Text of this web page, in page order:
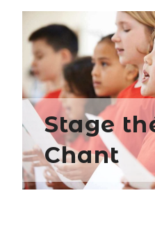
Stage
Chant